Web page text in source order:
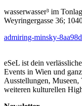
wasserwasser³ im
Weyringergasse 36;
admiring-minsky-
eSeL ist dein
Events in Wien und
Ausstellungen,
weiteren kulturellen